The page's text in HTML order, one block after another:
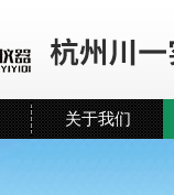
关于我们